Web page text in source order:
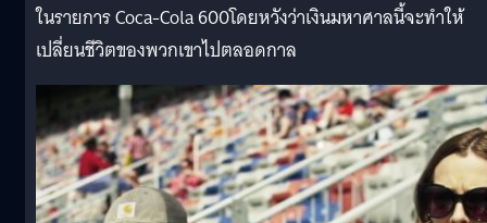
ในรายการ Coca-Cola 600โดยหวังว่าเงินมหาศาลนี้จะทำให้
เปลี่ยนชีวิตของพวกเขาไปตลอดกาล